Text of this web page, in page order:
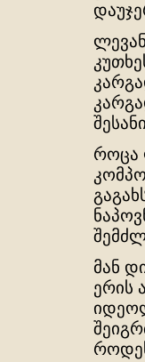
როცა
მან
ერის